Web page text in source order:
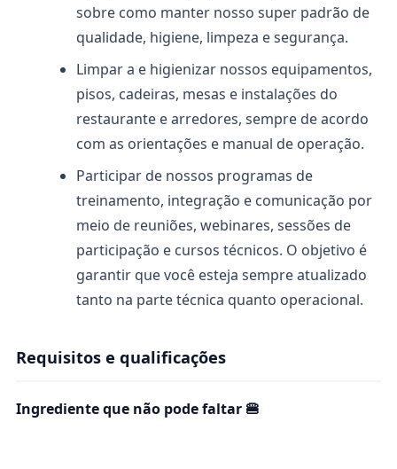
sobre como manter nosso super padrão de
qualidade, higiene, limpeza e segurança.
Limpar a e higienizar nossos equipamentos,
pisos, cadeiras, mesas e instalações do
restaurante e arredores, sempre de acordo
com as orientações e manual de operação.
Participar de nossos programas de
treinamento, integração e comunicação por
meio de reuniões, webinares, sessões de
participação e cursos técnicos. O objetivo é
garantir que você esteja sempre atualizado
tanto na parte técnica quanto operacional.
Requisitos e qualificações
Ingrediente que não pode faltar 🍔